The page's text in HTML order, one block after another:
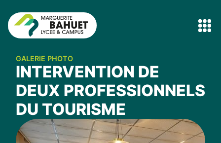
GALERIE PHOTO
INTERVENTION DE
DEUX PROFESSIONNELS
DU TOURISME